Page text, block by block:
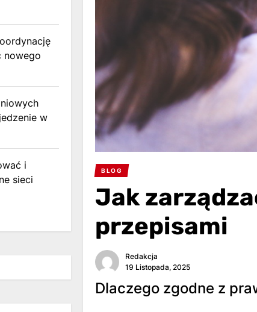
BLOG
Jak
przepisami
Redakcja
19 Listopada, 2025
Dlaczego zgodne z
nowego
w
i
sieci